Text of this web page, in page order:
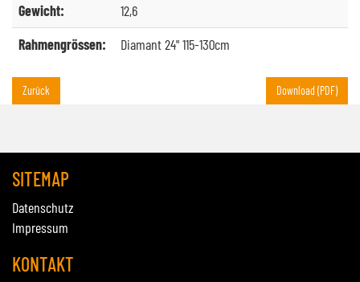
Gewicht:
12,6
Rahmengrössen:
Diamant 24" 115-130cm
Zurück Download (PDF)
SITEMAP
Datenschutz
Impressum
KONTAKT